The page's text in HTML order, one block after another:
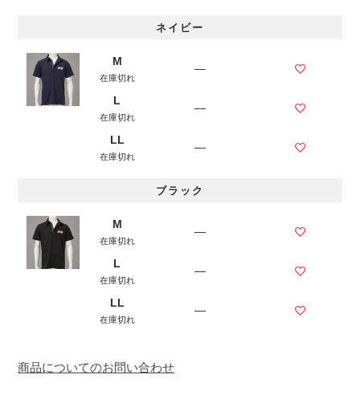
ネイビー
M
在庫切れ
—
L
在庫切れ
—
LL
在庫切れ
—
ブラック
M
在庫切れ
—
L
在庫切れ
—
LL
在庫切れ
—
商品についてのお問い合わせ